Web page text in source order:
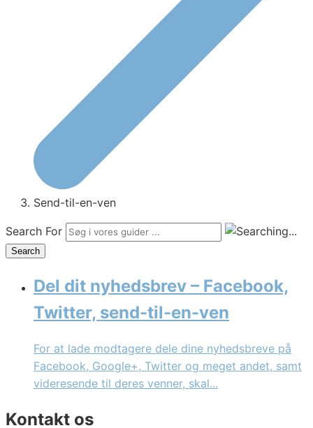
Send-til-en-ven
Search For
Search
Del dit nyhedsbrev – Facebook,
Twitter, send-til-en-ven
For at lade modtagere dele dine nyhedsbreve på
Facebook, Google+, Twitter og meget andet, samt
videresende til deres venner, skal...
Kontakt os